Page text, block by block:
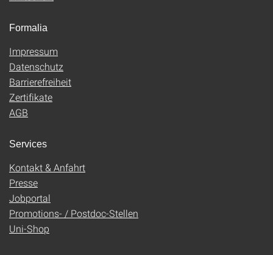
Formalia
Impressum
Datenschutz
Barrierefreiheit
Zertifikate
AGB
Services
Kontakt & Anfahrt
Presse
Jobportal
Promotions- / Postdoc-Stellen
Uni-Shop